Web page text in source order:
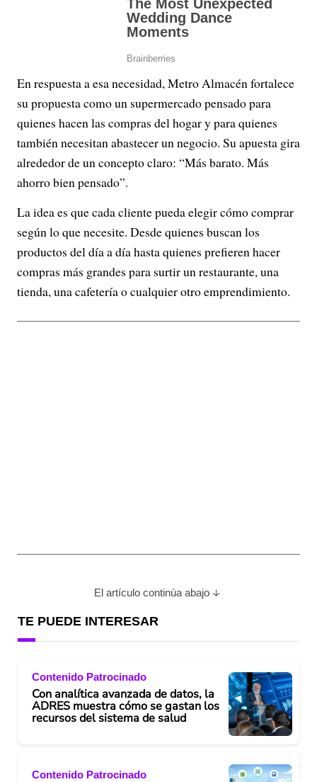
En respuesta a esa necesidad, Metro Almacén fortalece
su propuesta como un supermercado pensado para
quienes hacen las compras del hogar y para quienes
también necesitan abastecer un negocio. Su apuesta gira
alrededor de un concepto claro: “Más barato. Más
ahorro bien pensado”.
La idea es que cada cliente pueda elegir cómo comprar
según lo que necesite. Desde quienes buscan los
productos del día a día hasta quienes prefieren hacer
compras más grandes para surtir un restaurante, una
tienda, una cafetería o cualquier otro emprendimiento.
El artículo continúa abajo
TE PUEDE INTERESAR
Contenido Patrocinado
Con analítica avanzada de datos, la
ADRES muestra cómo se gastan los
recursos del sistema de salud
Contenido Patrocinado